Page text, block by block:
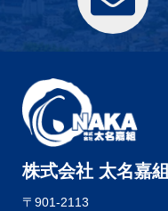
株式会社 太名嘉組
〒901-2113